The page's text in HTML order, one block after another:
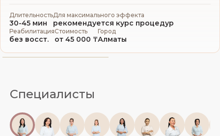
Длительность
30-45 мин
Для максимального эффекта
рекомендуется курс процедур
Реабилитация
без восст.
Стоимость
от 45 000 ₸
Город
Алматы
Специалисты